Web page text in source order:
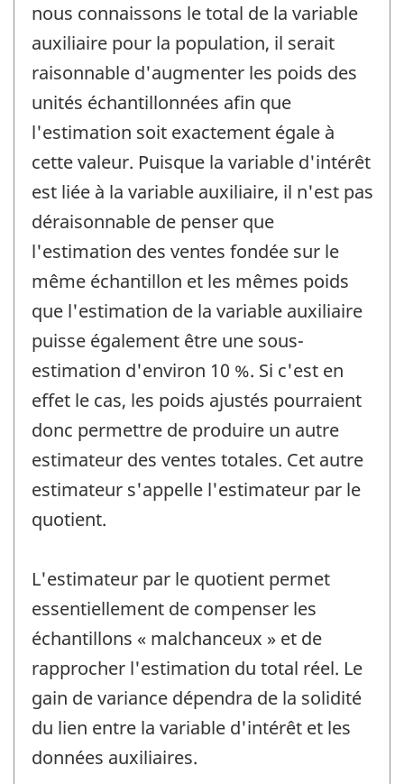
nous connaissons le total de la variable
auxiliaire pour la population, il serait
raisonnable d'augmenter les poids des
unités échantillonnées afin que
l'estimation soit exactement égale à
cette valeur. Puisque la variable d'intérêt
est liée à la variable auxiliaire, il n'est pas
déraisonnable de penser que
l'estimation des ventes fondée sur le
même échantillon et les mêmes poids
que l'estimation de la variable auxiliaire
puisse également être une sous-
estimation d'environ 10 %. Si c'est en
effet le cas, les poids ajustés pourraient
donc permettre de produire un autre
estimateur des ventes totales. Cet autre
estimateur s'appelle l'estimateur par le
quotient.
L'estimateur par le quotient permet
essentiellement de compenser les
échantillons « malchanceux » et de
rapprocher l'estimation du total réel. Le
gain de variance dépendra de la solidité
du lien entre la variable d'intérêt et les
données auxiliaires.